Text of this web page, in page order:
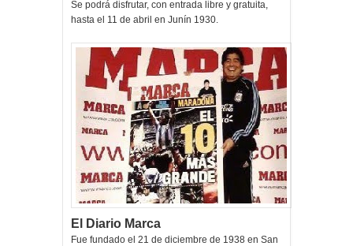
Se podrá disfrutar, con entrada libre y gratuita,
hasta el 11 de abril en Junín 1930.
El Diario Marca
Fue fundado el 21 de diciembre de 1938 en San